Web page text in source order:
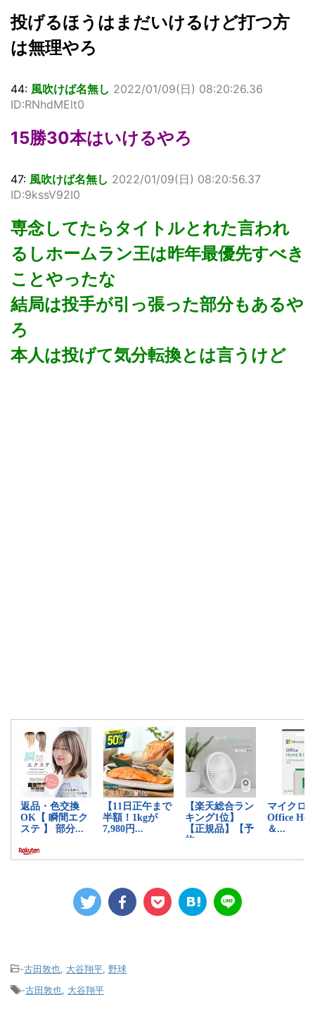
投げるほうはまだいけるけど打つ方
は無理やろ
44: 風吹けば名無し 2022/01/09(日) 08:20:26.36
ID:RNhdMElt0
15勝30本はいけるやろ
47: 風吹けば名無し 2022/01/09(日) 08:20:56.37
ID:9kssV92I0
専念してたらタイトルとれた言われ
るしホームラン王は昨年最優先すべき
ことやったな
結局は投手が引っ張った部分もあるや
ろ
本人は投げて気分転換とは言うけど
-古田敦也 大谷翔平 野球
-古田敦也 大谷翔平